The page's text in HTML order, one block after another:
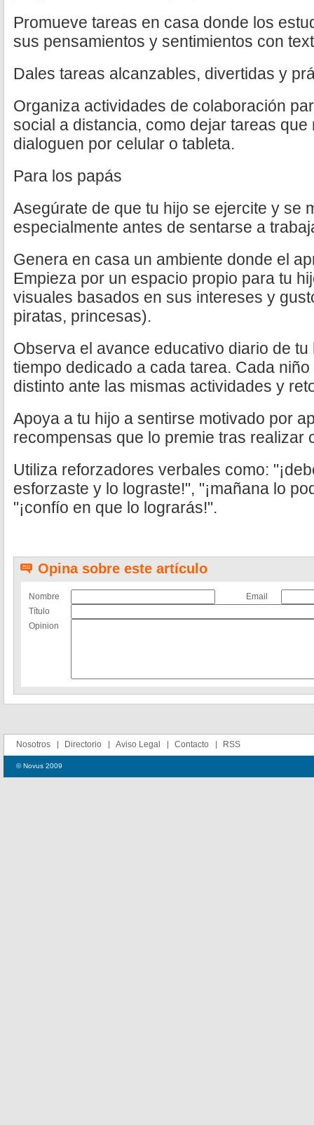
Promueve tareas en casa donde los
sus pensamientos y sentimientos con
Dales tareas alcanzables, divertidas y
Organiza actividades de colaboración
social a distancia, como dejar tareas
dialoguen por celular o tableta.
Para los papás
Asegúrate de que tu hijo se ejercite y se
especialmente antes de sentarse a
Genera en casa un ambiente donde el
Empieza por un espacio propio para tu
visuales basados en sus intereses y
piratas, princesas).
Observa el avance educativo diario de
tiempo dedicado a cada tarea. Cada
distinto ante las mismas actividades y
Apoya a tu hijo a sentirse motivado por
recompensas que lo premie tras realizar
Utiliza reforzadores verbales como:
esforzaste y lo lograste!", "¡mañana lo
"¡confío en que lo lograrás!".
Opina sobre este artículo
Nombre
Email
Título
Opinion
Nosotros Directorio Aviso Legal Contacto RSS
© Novus 2009